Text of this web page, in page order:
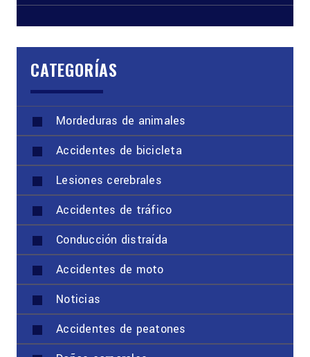
CATEGORÍAS
Mordeduras de animales
Accidentes de bicicleta
Lesiones cerebrales
Accidentes de tráfico
Conducción distraída
Accidentes de moto
Noticias
Accidentes de peatones